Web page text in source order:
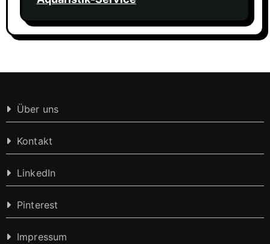
Über uns
Kontakt
LinkedIn
Pinterest
Impressum